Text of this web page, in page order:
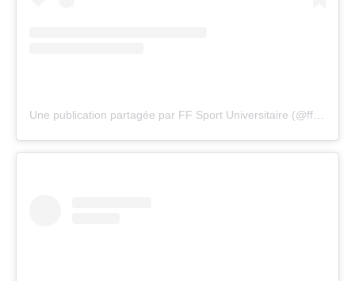
Une publication partagée par FF Sport Universitaire (@ffsu_sportuniversitaire)